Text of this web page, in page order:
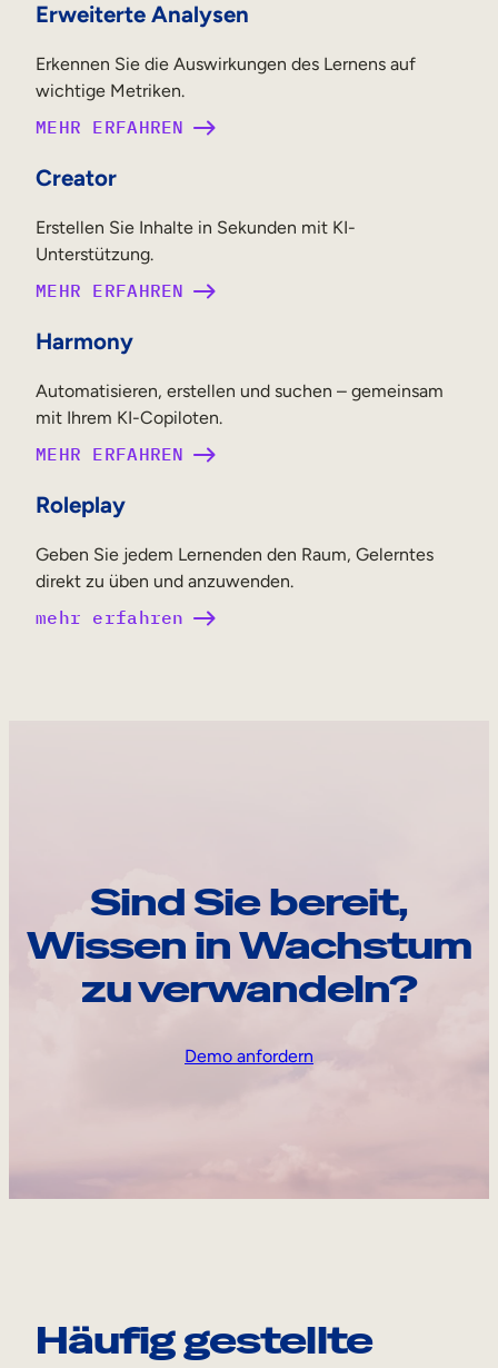
Erweiterte Analysen
Erkennen Sie die Auswirkungen des Lernens auf
wichtige Metriken.
MEHR ERFAHREN
Creator
Erstellen Sie Inhalte in Sekunden mit KI-
Unterstützung.
MEHR ERFAHREN
Harmony
Automatisieren, erstellen und suchen – gemeinsam
mit Ihrem KI-Copiloten.
MEHR ERFAHREN
Roleplay
Geben Sie jedem Lernenden den Raum, Gelerntes
direkt zu üben und anzuwenden.
mehr erfahren
Sind Sie bereit,
Wissen in Wachstum
zu verwandeln?
Demo anfordern
Häufig gestellte